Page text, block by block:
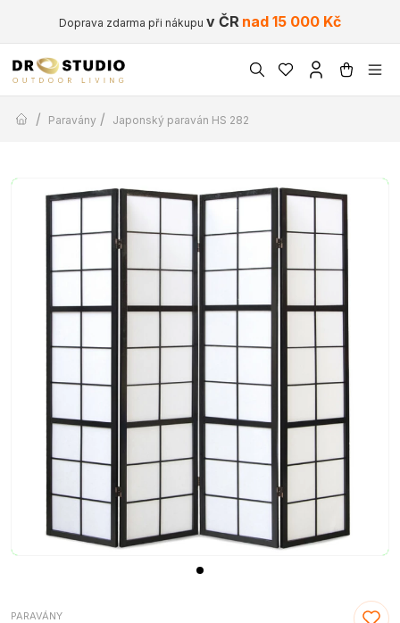
Doprava zdarma při nákupu v ČR nad 15 000 Kč
/ Paravány / Japonský paraván HS 282
PARAVÁNY